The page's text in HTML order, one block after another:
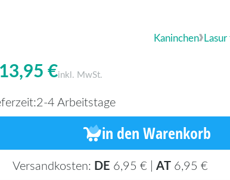
Kaninchen
13,95 €inkl. MwSt.
2-4 Arbeitstage
in den Warenkorb
Versandkosten: DE 6,95 € |AT 6,95 €